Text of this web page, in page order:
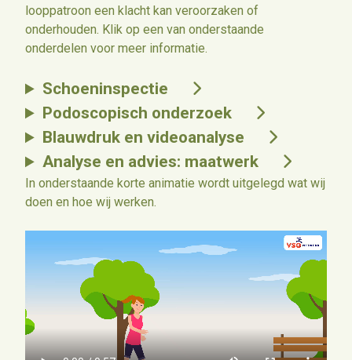
looppatroon een klacht kan veroorzaken of
onderhouden. Klik op een van onderstaande
onderdelen voor meer informatie.
Schoeninspectie
Podoscopisch onderzoek
Blauwdruk en videoanalyse
Analyse en advies: maatwerk
In onderstaande korte animatie wordt uitgelegd wat wij
doen en hoe wij werken.